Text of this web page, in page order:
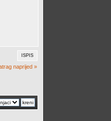
ISPIS
naprijed »